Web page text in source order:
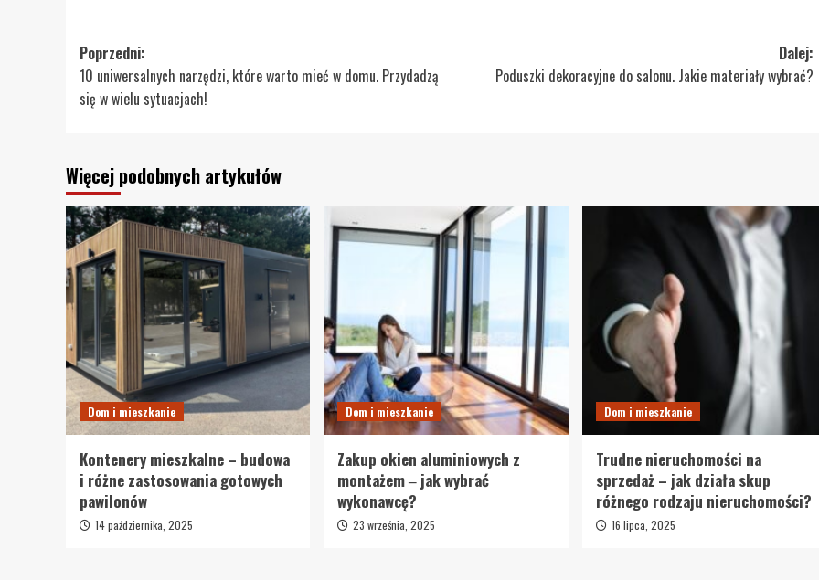
Zobacz
wpisy
Poprzedni:
10 uniwersalnych narzędzi, które warto mieć w domu. Przydadzą
się w wielu sytuacjach!
Dalej:
Poduszki dekoracyjne do salonu. Jakie materiały wybrać?
Więcej podobnych artykułów
Dom i mieszkanie
Kontenery mieszkalne – budowa
i różne zastosowania gotowych
pawilonów
14 października, 2025
Dom i mieszkanie
Zakup okien aluminiowych z
montażem ‒ jak wybrać
wykonawcę?
23 września, 2025
Dom i mieszkanie
Trudne nieruchomości na
sprzedaż – jak działa skup
różnego rodzaju nieruchomości?
16 lipca, 2025